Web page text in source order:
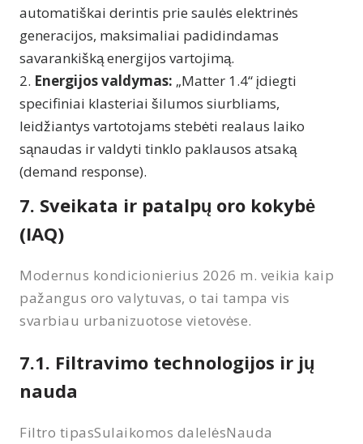
automatiškai derintis prie saulės elektrinės
generacijos, maksimaliai padidindamas
savarankišką energijos vartojimą.
Energijos valdymas: „Matter 1.4“ įdiegti
specifiniai klasteriai šilumos siurbliams,
leidžiantys vartotojams stebėti realaus laiko
sąnaudas ir valdyti tinklo paklausos atsaką
(demand response).
7. Sveikata ir patalpų oro kokybė
(IAQ)
Modernus kondicionierius 2026 m. veikia kaip
pažangus oro valytuvas, o tai tampa vis
svarbiau urbanizuotose vietovėse.
7.1. Filtravimo technologijos ir jų
nauda
Filtro tipasSulaikomos dalelėsNauda